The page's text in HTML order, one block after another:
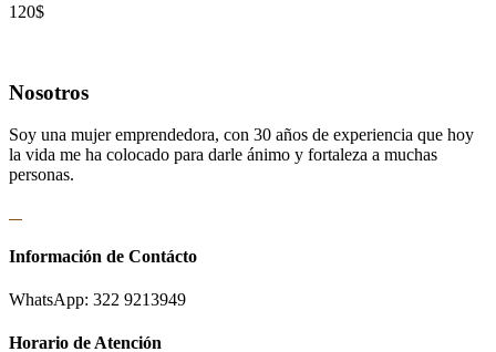
120$
Nosotros
Soy una mujer emprendedora, con 30 años de experiencia que hoy
la vida me ha colocado para darle ánimo y fortaleza a muchas
personas.
Información de Contácto
WhatsApp: 322 9213949
Horario de Atención